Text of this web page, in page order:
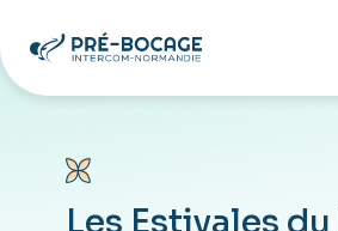
Les Estivales